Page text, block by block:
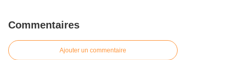
Commentaires
Ajouter un commentaire